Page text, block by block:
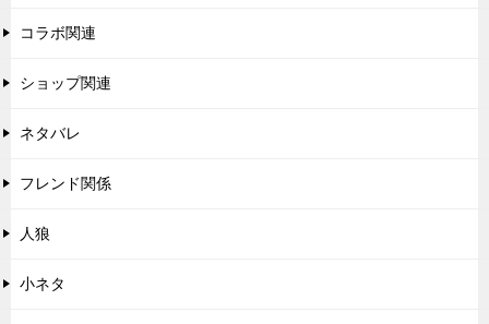
コラボ関連
ショップ関連
ネタバレ
フレンド関係
人狼
小ネタ